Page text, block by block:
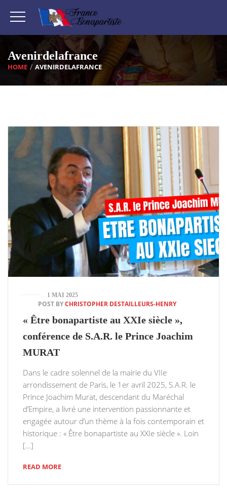
Avenirdelafrance
HOME AVENIRDELAFRANCE
1 MAI 2025
POST BYCHRISTOPHER DESTAILLEURS-HENRY
« Être bonapartiste au XXIe siècle »,
conférence de S.A.R. le Prince Joachim
MURAT
Dans le cadre solennel de la mairie du VIIe
arrondissement de Paris, le 1er avril 2025, S.A.R. le
Prince Joachim Murat, descendant du Maréchal
d’Empire, a livré une intervention passionnante et
engagée autour d’un thème à la fois contemporain et
historique : « Être bonapartiste au XXIe siècle ». Loin
[…]
READ MORE